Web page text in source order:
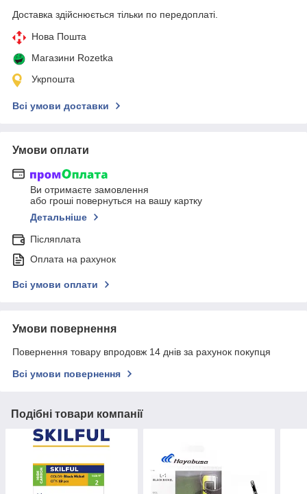
Доставка здійснюється тільки по передоплаті.
Нова Пошта
Магазини Rozetka
Укрпошта
Всі умови доставки
Умови оплати
Ви отримаєте замовлення
або гроші повернуться на вашу картку
Детальніше
Післяплата
Оплата на рахунок
Всі умови оплати
Умови повернення
Повернення товару впродовж 14 днів за рахунок покупця
Всі умови повернення
Подібні товари компанії